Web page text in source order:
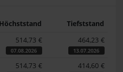
Höchststand
Tiefststand
514,73 €
07.08.2026
464,23 €
13.07.2026
514,73 € 414,60 €